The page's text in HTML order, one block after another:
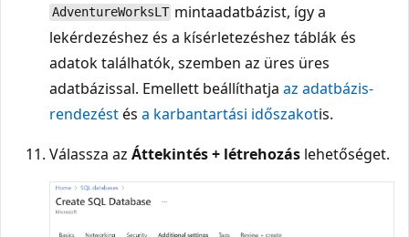
AdventureWorksLT mintaadatbázist, így a
lekérdezéshez és a kísérletezéshez táblák és
adatok találhatók, szemben az üres üres
adatbázissal. Emellett beállíthatja az adatbázis-
rendezéstés a karbantartási időszakotis.
Válassza az Áttekintés + létrehozás lehetőséget.